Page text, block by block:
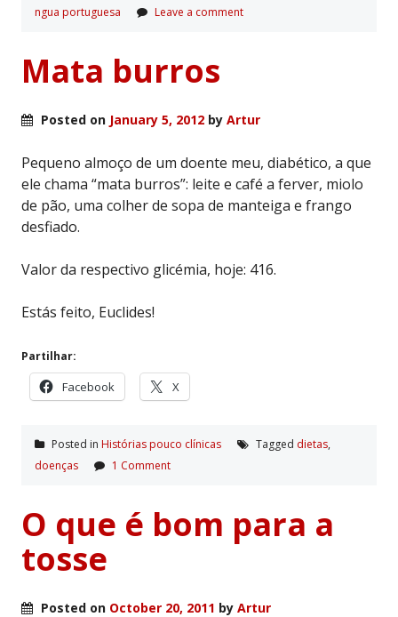
ngua portuguesa
Leave a comment
Mata burros
Posted on January 5, 2012 by Artur
Pequeno almoço de um doente meu, diabético, a que
ele chama “mata burros”: leite e café a ferver, miolo
de pão, uma colher de sopa de manteiga e frango
desfiado.
Valor da respectivo glicémia, hoje: 416.
Estás feito, Euclides!
Partilhar:
Facebook X
Posted in Histórias pouco clí­nicas Tagged dietas,
doenças
1 Comment
O que é bom para a
tosse
Posted on October 20, 2011 by Artur